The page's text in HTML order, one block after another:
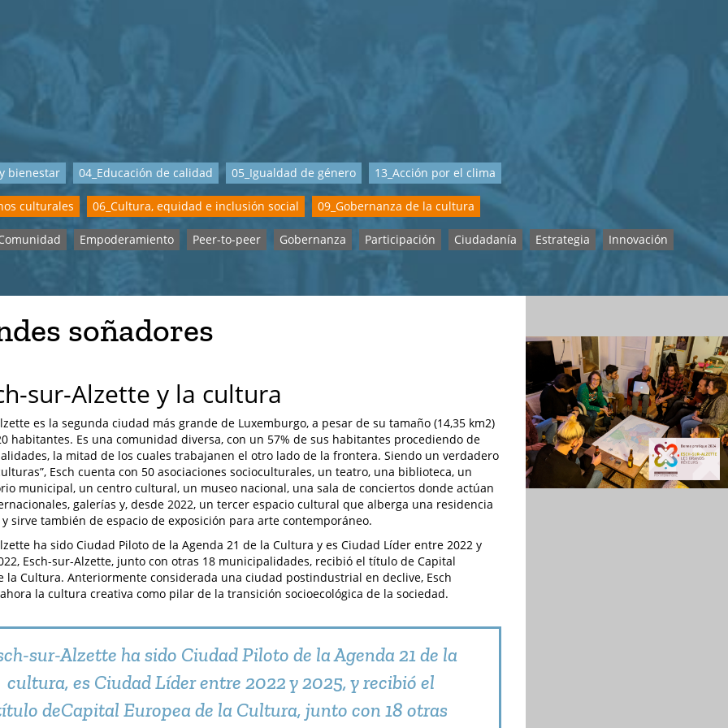
bienestar 04_Educación de calidad 05_Igualdad de género 13_Acción por el clima
culturales 06_Cultura, equidad e inclusión social 09_Gobernanza de la cultura
Empoderamiento Peer-to-peer Gobernanza Participación Ciudadanía Estrategia
Innovación
soñadores
sur-Alzette y la cultura
es la segunda ciudad más grande de Luxemburgo, a pesar de su tamaño (14,35 km2)
habitantes. Es una comunidad diversa, con un 57% de sus habitantes procediendo de
la mitad de los cuales trabajanen el otro lado de la frontera. Siendo un verdadero
Esch cuenta con 50 asociaciones socioculturales, un teatro, una biblioteca, un
municipal, un centro cultural, un museo nacional, una sala de conciertos donde actúan
galerías y, desde 2022, un tercer espacio cultural que alberga una residencia
sirve también de espacio de exposición para arte contemporáneo.
ha sido Ciudad Piloto de la Agenda 21 de la Cultura y es Ciudad Líder entre 2022 y
Esch-sur-Alzette, junto con otras 18 municipalidades, recibió el título de Capital
la Cultura. Anteriormente considerada una ciudad postindustrial en declive, Esch
la cultura creativa como pilar de la transición socioecológica de la sociedad.
sur-Alzette ha sido Ciudad Piloto de la Agenda 21 de la
cultura, es Ciudad Líder entre 2022 y 2025, y recibió el
deCapital Europea de la Cultura, junto con 18 otras